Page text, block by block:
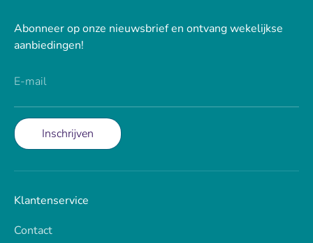
Abonneer op onze nieuwsbrief en ontvang wekelijkse
aanbiedingen!
E-mail
Inschrijven
Klantenservice
Contact